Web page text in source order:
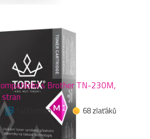
s Brother TN-230M,
stran
1400 stran
68 zlaťáků